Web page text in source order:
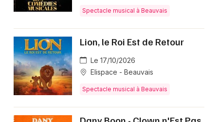
Spectacle musical à Beauvais
Lion, le Roi Est de Retour
Le 17/10/2026
Elispace - Beauvais
Spectacle musical à Beauvais